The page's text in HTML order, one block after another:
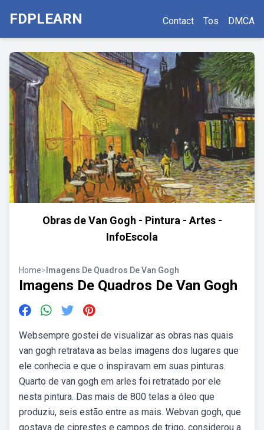
FDPLEARN Contact Tos DMCA
Obras de Van Gogh - Pintura - Artes -
InfoEscola
Home> Imagens De Quadros De Van Gogh
Imagens De Quadros De Van Gogh
Websempre gostei de visualizar as obras nas quais
van gogh retratava as belas imagens dos lugares que
ele conhecia e que o inspiravam em suas pinturas.
Quarto de van gogh em arles foi retratado por ele
nesta pintura. Das mais de 800 telas a óleo que
produziu, seis estão entre as mais. Webvan gogh, que
gostava de ciprestes e campos de trigo, considerou a